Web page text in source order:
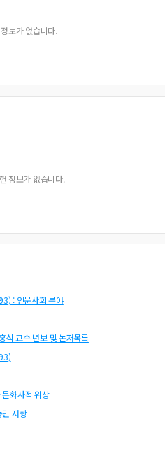
보가 없습니다.
정보가 없습니다.
: 인문사회 분야
석 교수 년보 및 논저목록
화사적 위상
민 저항